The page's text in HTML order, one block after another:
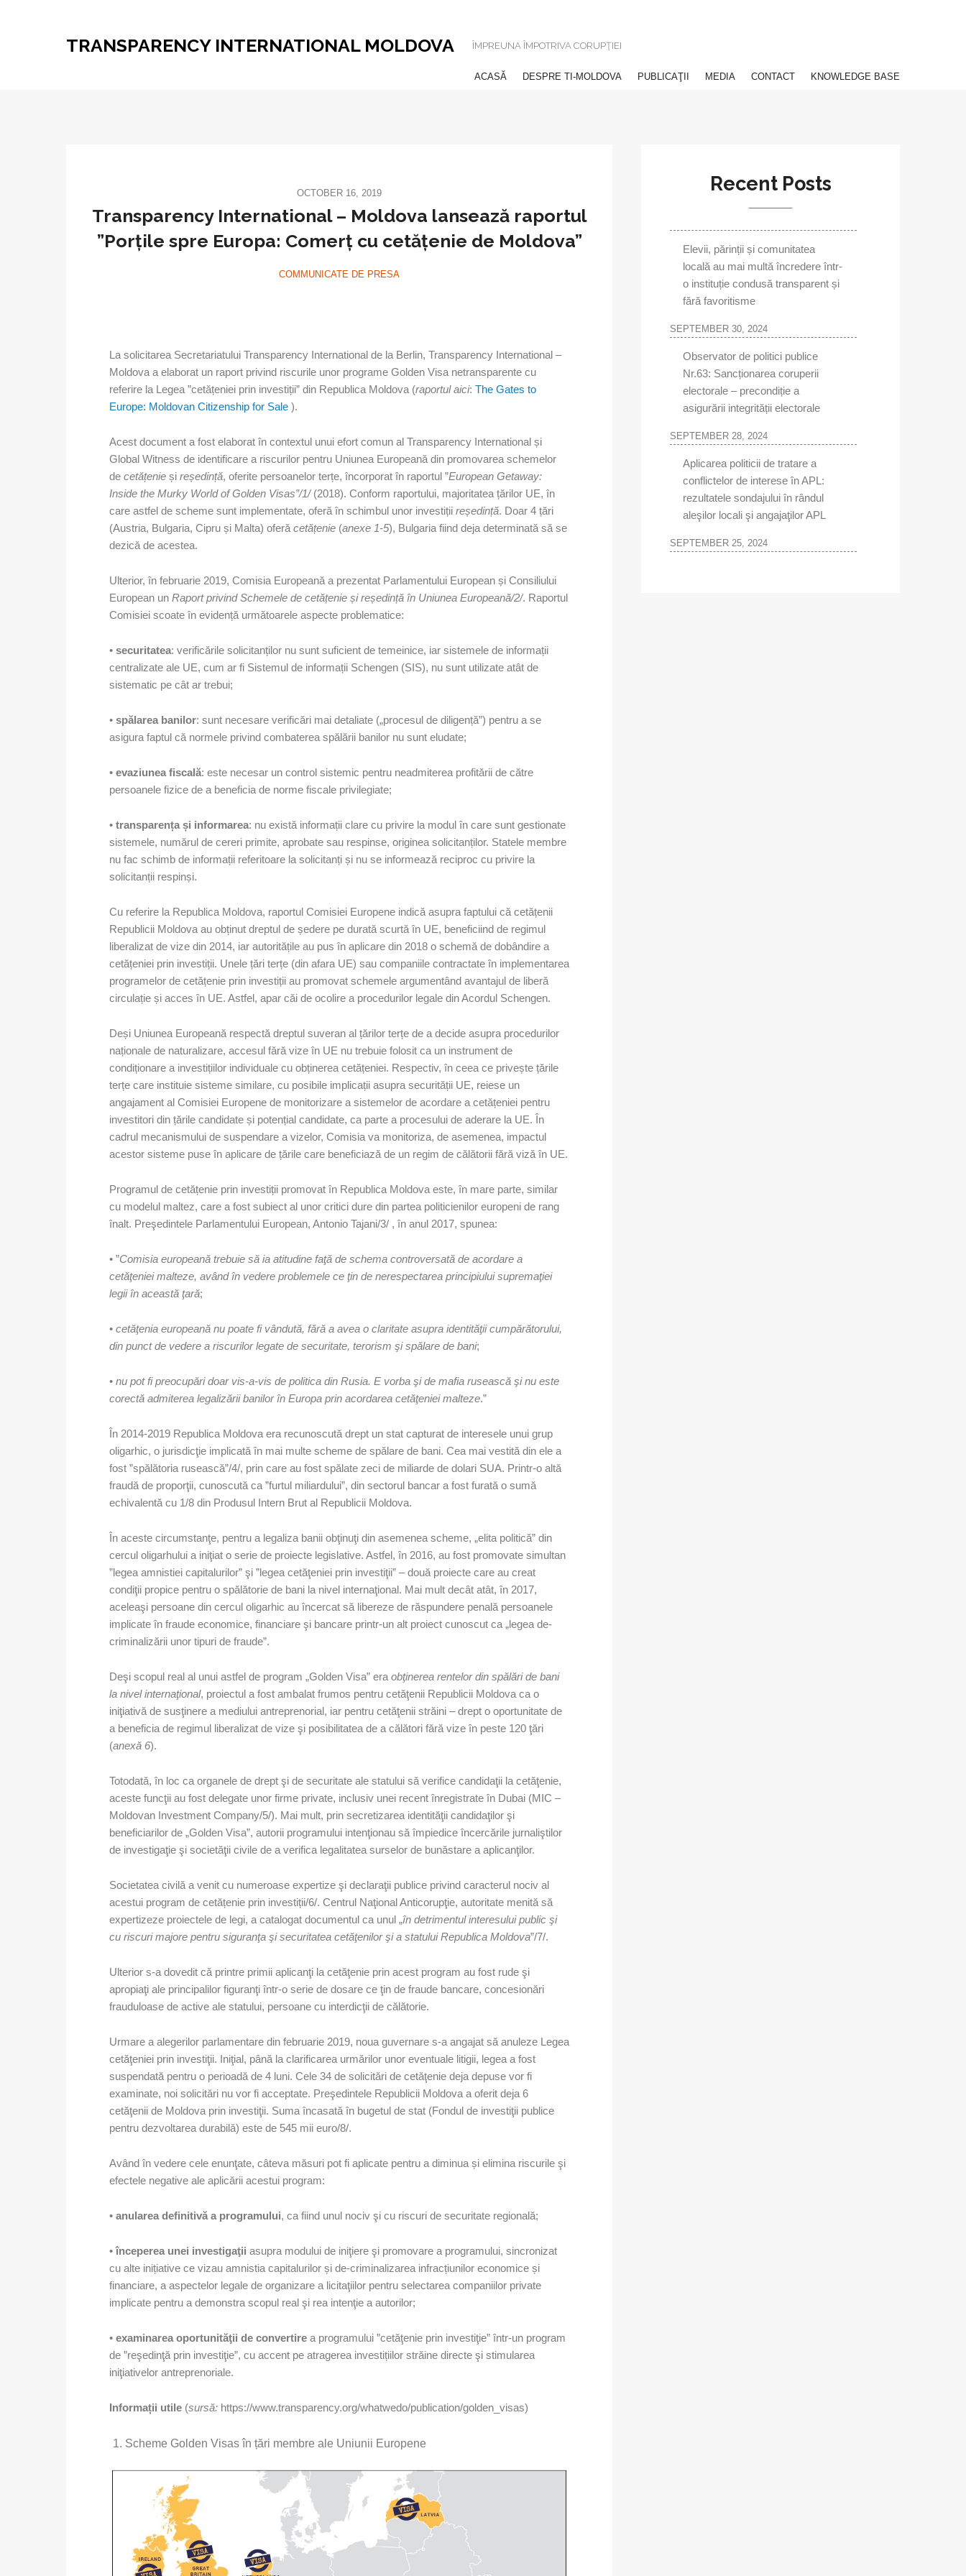
TRANSPARENCY INTERNATIONAL MOLDOVA ÎMPREUNA ÎMPOTRIVA CORUPŢIEI
ACASĂ DESPRE TI-MOLDOVA PUBLICAŢII MEDIA CONTACT KNOWLEDGE BASE
OCTOBER 16, 2019
Transparency International – Moldova lansează raportul
”Porțile spre Europa: Comerț cu cetățenie de Moldova”
COMMUNICATE DE PRESA
La solicitarea Secretariatului Transparency International de la Berlin, Transparency International –
Moldova a elaborat un raport privind riscurile unor programe Golden Visa netransparente cu
referire la Legea ”cetățeniei prin investiții” din Republica Moldova (raportul aici: The Gates to
Europe: Moldovan Citizenship for Sale ).
Acest document a fost elaborat în contextul unui efort comun al Transparency International și
Global Witness de identificare a riscurilor pentru Uniunea Europeană din promovarea schemelor
de cetățenie și reședință, oferite persoanelor terțe, încorporat în raportul ”European Getaway:
Inside the Murky World of Golden Visas”/1/(2018). Conform raportului, majoritatea țărilor UE, în
care astfel de scheme sunt implementate, oferă în schimbul unor investiții reședință. Doar 4 țări
(Austria, Bulgaria, Cipru și Malta) oferă cetățenie (anexe 1-5), Bulgaria fiind deja determinată să se
dezică de acestea.
Ulterior, în februarie 2019, Comisia Europeană a prezentat Parlamentului European și Consiliului
European un Raport privind Schemele de cetățenie și reședință în Uniunea Europeană/2/. Raportul
Comisiei scoate în evidență următoarele aspecte problematice:
• securitatea: verificările solicitanților nu sunt suficient de temeinice, iar sistemele de informații
centralizate ale UE, cum ar fi Sistemul de informații Schengen (SIS), nu sunt utilizate atât de
sistematic pe cât ar trebui;
• spălarea banilor: sunt necesare verificări mai detaliate („procesul de diligență”) pentru a se
asigura faptul că normele privind combaterea spălării banilor nu sunt eludate;
• evaziunea fiscală: este necesar un control sistemic pentru neadmiterea profitării de către
persoanele fizice de a beneficia de norme fiscale privilegiate;
• transparența și informarea: nu există informații clare cu privire la modul în care sunt gestionate
sistemele, numărul de cereri primite, aprobate sau respinse, originea solicitanților. Statele membre
nu fac schimb de informații referitoare la solicitanți și nu se informează reciproc cu privire la
solicitanții respinși.
Cu referire la Republica Moldova, raportul Comisiei Europene indică asupra faptului că cetățenii
Republicii Moldova au obținut dreptul de ședere pe durată scurtă în UE, beneficiind de regimul
liberalizat de vize din 2014, iar autoritățile au pus în aplicare din 2018 o schemă de dobândire a
cetățeniei prin investiții. Unele țări terțe (din afara UE) sau companiile contractate în implementarea
programelor de cetățenie prin investiții au promovat schemele argumentând avantajul de liberă
circulație și acces în UE. Astfel, apar căi de ocolire a procedurilor legale din Acordul Schengen.
Deși Uniunea Europeană respectă dreptul suveran al țărilor terțe de a decide asupra procedurilor
naționale de naturalizare, accesul fără vize în UE nu trebuie folosit ca un instrument de
condiționare a investițiilor individuale cu obținerea cetățeniei. Respectiv, în ceea ce privește țările
terțe care instituie sisteme similare, cu posibile implicații asupra securității UE, reiese un
angajament al Comisiei Europene de monitorizare a sistemelor de acordare a cetățeniei pentru
investitori din țările candidate și potențial candidate, ca parte a procesului de aderare la UE. În
cadrul mecanismului de suspendare a vizelor, Comisia va monitoriza, de asemenea, impactul
acestor sisteme puse în aplicare de țările care beneficiază de un regim de călătorii fără viză în UE.
Programul de cetățenie prin investiții promovat în Republica Moldova este, în mare parte, similar
cu modelul maltez, care a fost subiect al unor critici dure din partea politicienilor europeni de rang
înalt. Preşedintele Parlamentului European, Antonio Tajani/3/ , în anul 2017, spunea:
• ”Comisia europeană trebuie să ia atitudine faţă de schema controversată de acordare a
cetăţeniei malteze, având în vedere problemele ce ţin de nerespectarea principiului supremaţiei
legii în această ţară;
• cetăţenia europeană nu poate fi vândută, fără a avea o claritate asupra identităţii cumpărătorului,
din punct de vedere a riscurilor legate de securitate, terorism şi spălare de bani;
• nu pot fi preocupări doar vis-a-vis de politica din Rusia. E vorba şi de mafia rusească şi nu este
corectă admiterea legalizării banilor în Europa prin acordarea cetăţeniei malteze.”
În 2014-2019 Republica Moldova era recunoscută drept un stat capturat de interesele unui grup
oligarhic, o jurisdicţie implicată în mai multe scheme de spălare de bani. Cea mai vestită din ele a
fost ”spălătoria rusească”/4/, prin care au fost spălate zeci de miliarde de dolari SUA. Printr-o altă
fraudă de proporţii, cunoscută ca ”furtul miliardului”, din sectorul bancar a fost furată o sumă
echivalentă cu 1/8 din Produsul Intern Brut al Republicii Moldova.
În aceste circumstanţe, pentru a legaliza banii obţinuţi din asemenea scheme, „elita politică” din
cercul oligarhului a iniţiat o serie de proiecte legislative. Astfel, în 2016, au fost promovate simultan
”legea amnistiei capitalurilor” şi ”legea cetăţeniei prin investiţii” – două proiecte care au creat
condiţii propice pentru o spălătorie de bani la nivel internaţional. Mai mult decât atât, în 2017,
aceleaşi persoane din cercul oligarhic au încercat să libereze de răspundere penală persoanele
implicate în fraude economice, financiare şi bancare printr-un alt proiect cunoscut ca „legea de-
criminalizării unor tipuri de fraude”.
Deşi scopul real al unui astfel de program „Golden Visa” era obţinerea rentelor din spălări de bani
la nivel internaţional, proiectul a fost ambalat frumos pentru cetăţenii Republicii Moldova ca o
iniţiativă de susţinere a mediului antreprenorial, iar pentru cetăţenii străini – drept o oportunitate de
a beneficia de regimul liberalizat de vize şi posibilitatea de a călători fără vize în peste 120 ţări
(anexă 6).
Totodată, în loc ca organele de drept şi de securitate ale statului să verifice candidaţii la cetăţenie,
aceste funcţii au fost delegate unor firme private, inclusiv unei recent înregistrate în Dubai (MIC –
Moldovan Investment Company/5/). Mai mult, prin secretizarea identităţii candidaţilor şi
beneficiarilor de „Golden Visa”, autorii programului intenţionau să împiedice încercările jurnaliştilor
de investigaţie şi societăţii civile de a verifica legalitatea surselor de bunăstare a aplicanţilor.
Societatea civilă a venit cu numeroase expertize şi declaraţii publice privind caracterul nociv al
acestui program de cetățenie prin investiții/6/. Centrul Naţional Anticorupţie, autoritate menită să
expertizeze proiectele de legi, a catalogat documentul ca unul „în detrimentul interesului public şi
cu riscuri majore pentru siguranţa şi securitatea cetăţenilor şi a statului Republica Moldova”/7/.
Ulterior s-a dovedit că printre primii aplicanţi la cetăţenie prin acest program au fost rude şi
apropiaţi ale principalilor figuranţi într-o serie de dosare ce ţin de fraude bancare, concesionări
frauduloase de active ale statului, persoane cu interdicţii de călătorie.
Urmare a alegerilor parlamentare din februarie 2019, noua guvernare s-a angajat să anuleze Legea
cetăţeniei prin investiţii. Iniţial, până la clarificarea urmărilor unor eventuale litigii, legea a fost
suspendată pentru o perioadă de 4 luni. Cele 34 de solicitări de cetăţenie deja depuse vor fi
examinate, noi solicitări nu vor fi acceptate. Preşedintele Republicii Moldova a oferit deja 6
cetăţenii de Moldova prin investiţii. Suma încasată în bugetul de stat (Fondul de investiţii publice
pentru dezvoltarea durabilă) este de 545 mii euro/8/.
Având în vedere cele enunţate, câteva măsuri pot fi aplicate pentru a diminua și elimina riscurile şi
efectele negative ale aplicării acestui program:
• anularea definitivă a programului, ca fiind unul nociv şi cu riscuri de securitate regională;
•începerea unei investigaţii asupra modului de iniţiere şi promovare a programului, sincronizat
cu alte inițiative ce vizau amnistia capitalurilor și de-criminalizarea infracțiunilor economice și
financiare, a aspectelor legale de organizare a licitaţiilor pentru selectarea companiilor private
implicate pentru a demonstra scopul real şi rea intenţie a autorilor;
• examinarea oportunităţii de convertire a programului ”cetăţenie prin investiţie” într-un program
de ”reşedinţă prin investiţie”, cu accent pe atragerea investițiilor străine directe şi stimularea
iniţiativelor antreprenoriale.
Informații utile (sursă: https://www.transparency.org/whatwedo/publication/golden_visas)
Scheme Golden Visas în țări membre ale Uniunii Europene
Recent Posts
Elevii, părinții și comunitatea
locală au mai multă încredere într-
o instituție condusă transparent și
fără favoritisme
SEPTEMBER 30, 2024
Observator de politici publice
Nr.63: Sancționarea coruperii
electorale – precondiție a
asigurării integrității electorale
SEPTEMBER 28, 2024
Aplicarea politicii de tratare a
conflictelor de interese în APL:
rezultatele sondajului în rândul
aleşilor locali şi angajaţilor APL
SEPTEMBER 25, 2024